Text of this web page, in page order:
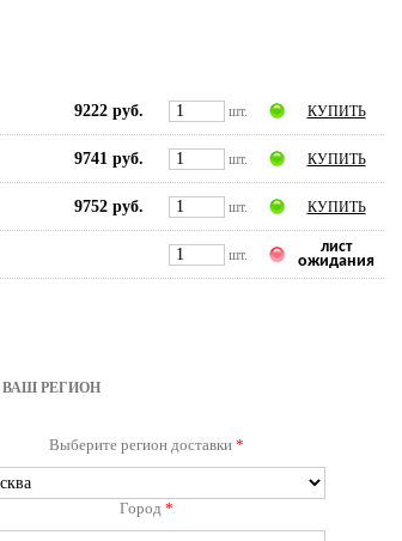
9222 руб. шт. КУПИТЬ
9741 руб. шт. КУПИТЬ
9752 руб. шт. КУПИТЬ
шт.
лист
ожидания
РЕГИОН
Выберите регион доставки *
Город *